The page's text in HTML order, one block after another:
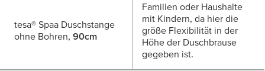
tesa® Spaa Duschstange
ohne Bohren, 90cm
Familien oder Haushalte
mit Kindern, da hier die
größe Flexibilität in der
Höhe der Duschbrause
gegeben ist.